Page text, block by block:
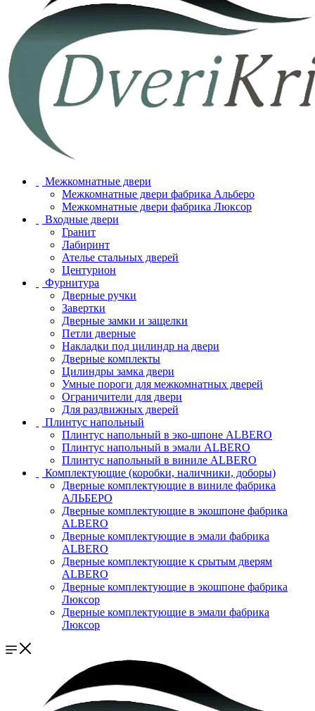
Межкомнатные двери
Межкомнатные двери фабрика Альберо
Межкомнатные двери фабрика Люксор
Входные двери
Гранит
Лабиринт
Ателье стальных дверей
Центурион
Фурнитура
Дверные ручки
Завертки
Дверные замки и защелки
Петли дверные
Накладки под цилиндр на двери
Дверные комплекты
Цилиндры замка двери
Умные пороги для межкомнатных дверей
Ограничители для двери
Для раздвижных дверей
Плинтус напольный
Плинтус напольный в эко-шпоне ALBERO
Плинтус напольный в эмали ALBERO
Плинтус напольный в виниле ALBERO
Комплектующие (коробки, наличники, доборы)
Дверные комплектующие в виниле фабрика
АЛЬБЕРО
Дверные комплектующие в экошпоне фабрика
ALBERO
Дверные комплектующие в эмали фабрика
ALBERO
Дверные комплектующие к срытым дверям
ALBERO
Дверные комплектующие в экошпоне фабрика
Люксор
Дверные комплектующие в эмали фабрика
Люксор